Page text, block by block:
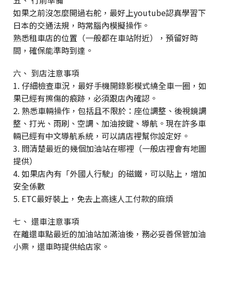
如果之前沒怎麼開過右舵，最好上youtube認真學習下
日本的交通法規，時常腦內模擬操作。
熟悉租車店的位置（一般都在車站附近），預留好時
間，確保能準時到達。
六、 到店注意事項
1. 仔細檢查車況，最好手機開錄影模式繞全車一圈，如
果已經有擦傷的痕跡，必須跟店內確認。
2. 熟悉車輛操作，包括且不限於：座位調整、後視鏡調
整、打光、雨刷、空調、加油按鍵、導航。現在許多車
輛已經有中文導航系統，可以請店裡幫你設定好。
3. 問清楚最近的幾個加油站在哪裡（一般店裡會有地圖
提供）
4. 如果店內有「外國人行駛」的磁鐵，可以貼上，增加
安全係數
5. ETC最好裝上，免去上高速人工付款的麻煩
七、 還車注意事項
在離還車點最近的加油站加滿油後，務必妥善保管加油
小票，還車時提供給店家。